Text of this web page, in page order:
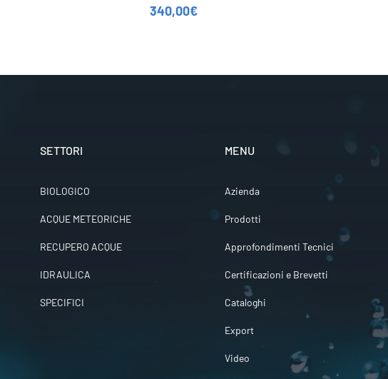
340,00€
SETTORI
BIOLOGICO
ACQUE METEORICHE
RECUPERO ACQUE
IDRAULICA
SPECIFICI
MENU
Azienda
Prodotti
Approfondimenti Tecnici
Certificazioni e Brevetti
Cataloghi
Export
Video